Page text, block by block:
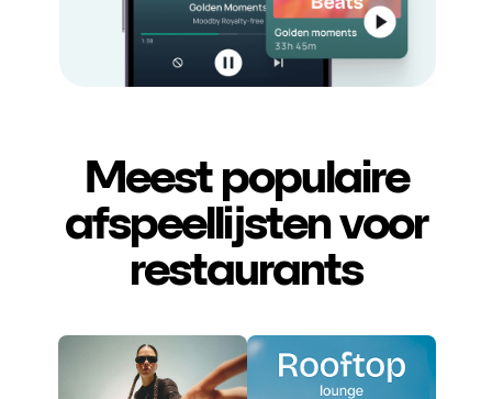
Meest populaire
afspeellijsten voor
restaurants